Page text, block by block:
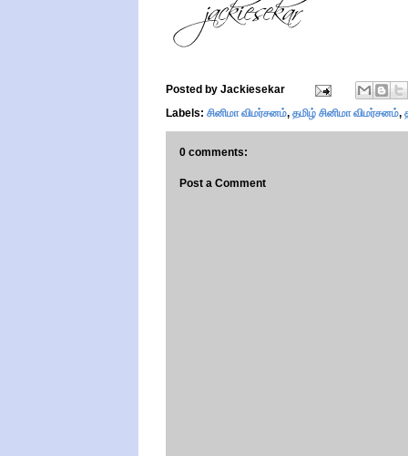
Posted by Jackiesekar
Labels: சினிமா விமர்சனம், தமிழ் சினிமா விமர்சனம்,
0 comments:
Post a Comment